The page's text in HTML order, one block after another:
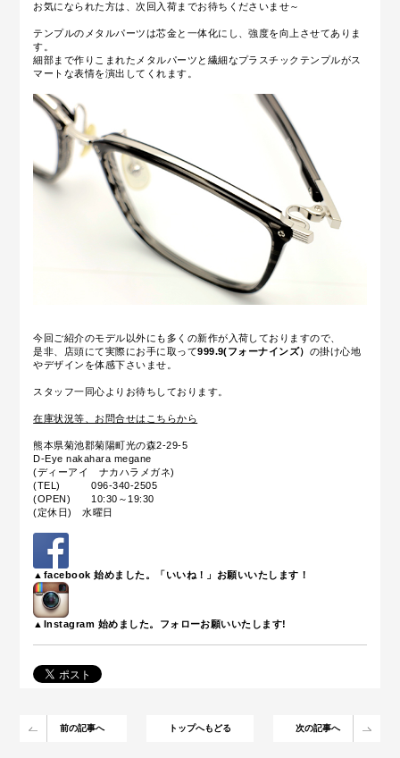
お気になられた方は、次回入荷までお待ちくださいませ～
テンプルのメタルパーツは芯金と一体化にし、強度を向上させてありま
す。
細部まで作りこまれたメタルパーツと繊細なプラスチックテンプルがス
マートな表情を演出してくれます。
今回ご紹介のモデル以外にも多くの新作が入荷しておりますので、
是非、店頭にて実際にお手に取って999.9(フォーナインズ） の掛け心地
やデザインを体感下さいませ。
スタッフ一同心よりお待ちしております。
在庫状況等、お問合せはこちらから
熊本県菊池郡菊陽町光の森2-29-5
D-Eye nakahara megane
(ディーアイ ナカハラメガネ)
(TEL) 096-340-2505
(OPEN) 10:30～19:30
(定休日) 水曜日
▲facebook 始めました。「いいね！」お願いいたします！
▲Instagram 始めました。フォローお願いいたします!
前の記事へ トップへもどる 次の記事へ